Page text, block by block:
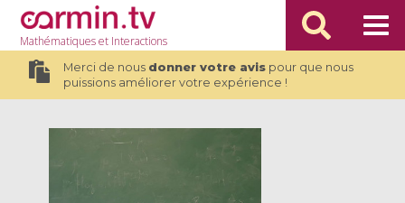
Mathématiqueset Interactions
Merci de nous donner votre avispour que nous
puissions améliorer votre expérience !